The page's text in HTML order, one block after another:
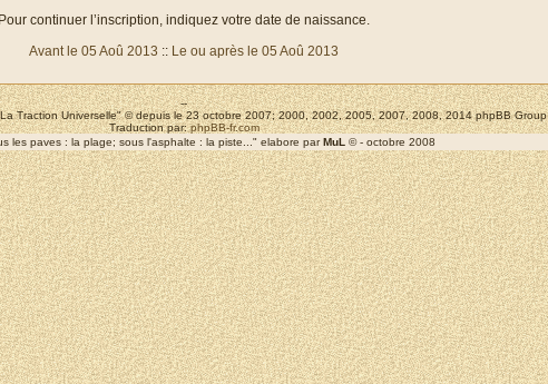
Pour continuer l’inscription, indiquez votre date de naissance.
Avant le 05 Aoû 2013 :: Le ou après le 05 Aoû 2013
--
Traction Universelle" © depuis le 23 octobre 2007; 2000, 2002, 2005, 2007, 2008, 2014 phpBB Group
Traduction par:phpBB-fr.com
les paves : la plage; sous l'asphalte : la piste..." elabore parMuL © - octobre 2008